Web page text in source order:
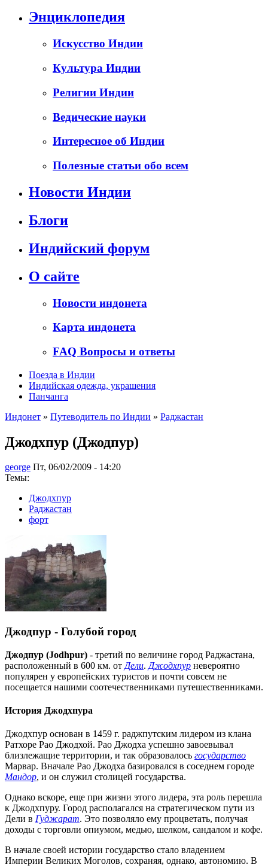
Энциклопедия
Искусство Индии
Культура Индии
Религии Индии
Ведические науки
Интересное об Индии
Полезные статьи обо всем
Новости Индии
Блоги
Индийский форум
О сайте
Новости индонета
Карта индонета
FAQ Вопросы и ответы
Поезда в Индии
Индийская одежда, украшения
Панчанга
Индонет » Путеводитель по Индии » Раджастан
Джодхпур (Джодпур)
george Пт, 06/02/2009 - 14:20
Темы:
Джодхпур
Раджастан
форт
Джодпур - Голубой город
Джодпур (Jodhpur) - третий по величине город Раджастана,
расположенный в 600 км. от Дели. Джодхпур невероятно
популярен у европейских туристов и почти совсем не
посещается нашими соотечественниками путешественниками.
История Джодхпура
Джодхпур основан в 1459 г. раджпутским лидером из клана
Ратхоре Рао Джодхой. Рао Джодха успешно завоевывал
близлежащие территории, и так образовалось государство
Марвар. Вначале Рао Джодха базировался в соседнем городе
Мандор, и он служил столицей государства.
Однако вскоре, еще при жизни этого лидера, эта роль перешла
к Джодхпуру. Город располагался на стратегическом пути из
Дели в Гуджарат. Это позволяло ему процветать, получая
доходы с торговли опиумом, медью, шелком, сандалом и кофе.
В начале своей истории государство стало владением
Империи Великих Моголов, сохраняя, однако, автономию. В